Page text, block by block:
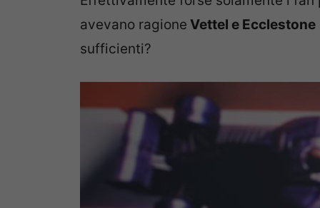
avevano ragione Vettel e Ecclestone
sufficienti?